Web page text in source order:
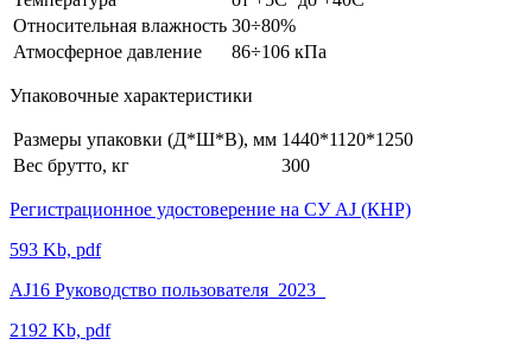
Относительная влажность 30÷80%
Атмосферное давление
86÷106 кПа
Упаковочные характеристики
Размеры упаковки (Д*Ш*В), мм 1440*1120*1250
Вес брутто, кг
300
Регистрационное удостоверение на СУ AJ (КНР)
593 Kb, pdf
AJ16 Руководство пользователя_2023_
2192 Kb, pdf